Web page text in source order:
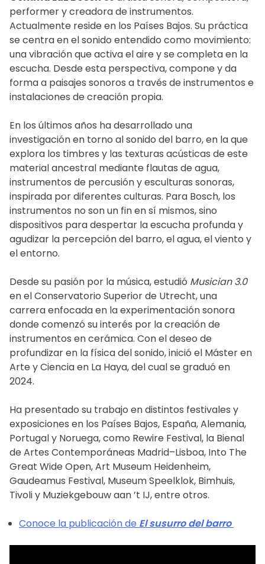
performer y creadora de instrumentos.
Actualmente reside en los Países Bajos. Su práctica
se centra en el sonido entendido como movimiento:
una vibración que activa el aire y se completa en la
escucha. Desde esta perspectiva, compone y da
forma a paisajes sonoros a través de instrumentos e
instalaciones de creación propia.
En los últimos años ha desarrollado una
investigación en torno al sonido del barro, en la que
explora los timbres y las texturas acústicas de este
material ancestral mediante flautas de agua,
instrumentos de percusión y esculturas sonoras,
inspirada por diferentes culturas. Para Bosch, los
instrumentos no son un fin en sí mismos, sino
dispositivos para despertar la escucha profunda y
agudizar la percepción del barro, el agua, el viento y
el entorno.
Desde su pasión por la música, estudió Musician 3.0
en el Conservatorio Superior de Utrecht, una
carrera enfocada en la experimentación sonora
donde comenzó su interés por la creación de
instrumentos en cerámica. Con el deseo de
profundizar en la física del sonido, inició el Máster en
Arte y Ciencia en La Haya, del cual se graduó en
2024.
Ha presentado su trabajo en distintos festivales y
exposiciones en los Países Bajos, España, Alemania,
Portugal y Noruega, como Rewire Festival, la Bienal
de Artes Contemporáneas Madrid–Lisboa, Into The
Great Wide Open, Art Museum Heidenheim,
Gaudeamus Festival, Museum Speelklok, Bimhuis,
Tivoli y Muziekgebouw aan ’t IJ, entre otros.
Conoce la publicación de El susurro del barro